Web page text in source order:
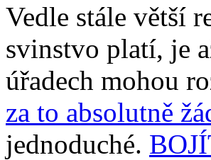
Vedle stále větší
svinstvo platí, je
úřadech mohou
za to absolutně
jednoduché.